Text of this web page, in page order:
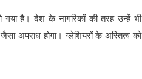
गया है। देश के नागरिकों की तरह उन्हें भी
अपराध होगा। ग्लेशियरों के अस्तित्व को